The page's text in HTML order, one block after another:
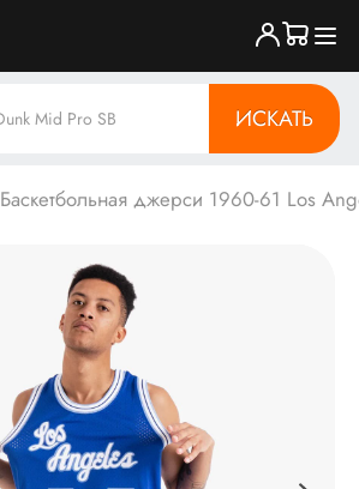
ИСКАТЬ
Баскетбольная джерси 1960-61 Los